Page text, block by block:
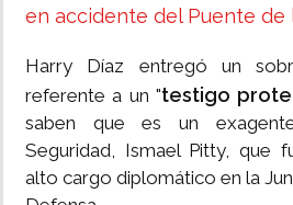
en accidente del Puente de
Harry Díaz entregó un
referente a un "testigo
saben que es un
Seguridad, Ismael Pitty, que
alto cargo diplomático en la